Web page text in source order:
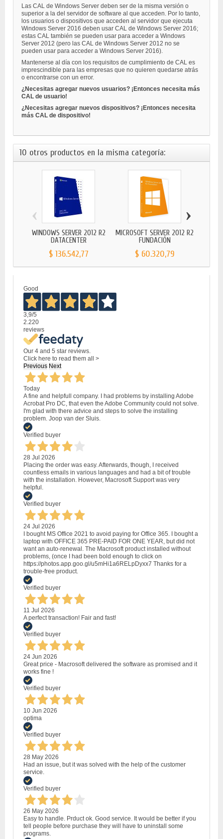
Las CAL de Windows Server deben ser de la misma versión o
superior a la del servidor de software al que acceden. Por lo tanto,
los usuarios o dispositivos que acceden al servidor que ejecuta
Windows Server 2016 deben usar CAL de Windows Server 2016;
estas CAL también se pueden usar para acceder a Windows
Server 2012 (pero las CAL de Windows Server 2012 no se
pueden usar para acceder a Windows Server 2016).
Mantenerse al día con los requisitos de cumplimiento de CAL es
imprescindible para las empresas que no quieren quedarse atrás
o encontrarse con un error.
¿Necesitas agregar nuevos usuarios? ¡Entonces necesita más
CAL de usuario!
¿Necesitas agregar nuevos dispositivos? ¡Entonces necesita
más CAL de dispositivo!
10 otros productos en la misma categoría:
WINDOWS SERVER 2012 R2
DATACENTER
$ 136.542,77
MICROSOFT SERVER 2012 R2
FUNDACIÓN
$ 60.320,79
‹ ›
Good
3,9/5
2.220
reviews
Our 4 and 5 star reviews.
Click here to read them all >
Previous Next
Today
A fine and helpfull company. I had problems by installing Adobe
Acrobat Pro DC, that even the Adobe Community could not solve.
I'm glad with there advice and steps to solve the installing
problem. Joop van der Sluis.
Verified buyer
28 Jul 2026
Placing the order was easy. Afterwards, though, I received
countless emails in various languages and had a bit of trouble
with the installation. However, Macrosoft Support was very
helpful.
Verified buyer
24 Jul 2026
I bought MS Office 2021 to avoid paying for Office 365. I bought a
laptop with OFFICE 365 PRE-PAID FOR ONE YEAR, but did not
want an auto-renewal. The Macrosoft product installed without
problems, (once I had been bold enough to click on
https://photos.app.goo.gl/u5mHi1a6RELpDyxx7 Thanks for a
trouble-free product.
Verified buyer
11 Jul 2026
A perfect transaction! Fair and fast!
Verified buyer
24 Jun 2026
Great price - Macrosoft delivered the software as promised and it
works fine !
Verified buyer
10 Jun 2026
optima
Verified buyer
28 May 2026
Had an issue, but it was solved with the help of the customer
service.
Verified buyer
26 May 2026
Easy to handle. Prduct ok. Good service. It would be better if you
tell people before purchase they will have to uninstall some
programs.